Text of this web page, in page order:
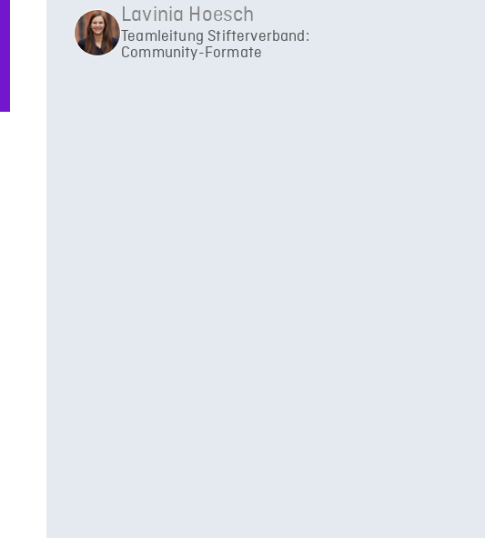
Lavinia Hoesch
Teamleitung Stifterverband:
Community-Formate